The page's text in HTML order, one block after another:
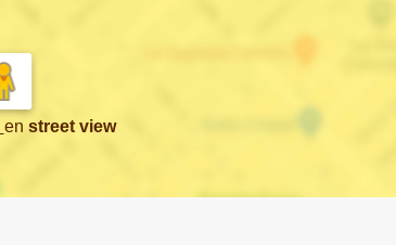
en street view